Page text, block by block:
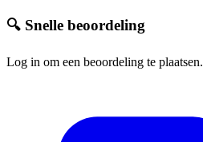
🔍 Snelle beoordeling
Log in om een beoordeling te plaatsen.